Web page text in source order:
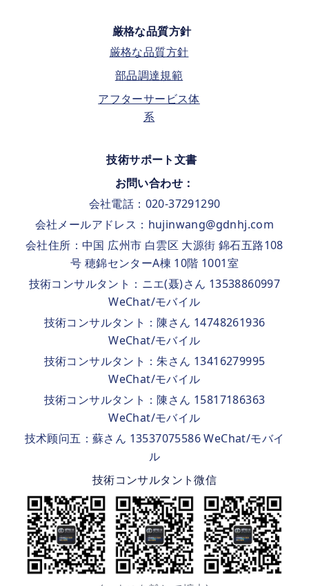
厳格な品質方針
厳格な品質方針
部品調達規範
アフターサービス体
系
技術サポート文書
お問い合わせ：
会社電話：020-37291290
会社メールアドレス：hujinwang@gdnhj.com
会社住所：中国 広州市 白雲区 大源街 錦石五路108
号 穂錦センターA棟 10階 1001室
技術コンサルタント：ニエ(聂)さん 13538860997
WeChat/モバイル
技術コンサルタント：陳さん 14748261936
WeChat/モバイル
技術コンサルタント：朱さん 13416279995
WeChat/モバイル
技術コンサルタント：陳さん 15817186363
WeChat/モバイル
技术顾问五：蘇さん 13537075586 WeChat/モバイ
ル
技術コンサルタント微信